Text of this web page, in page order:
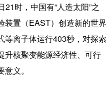
河北
时，中国有“人造太阳”之
装置（EAST）创造新的世界
等离子体运行403秒，对探索
升核聚变能源经济性、可行
义。